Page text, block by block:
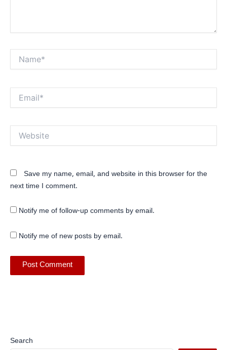
Save my name, email, and website in this browser for the
next time I comment.
Notify me of follow-up comments by email.
Notify me of new posts by email.
Search